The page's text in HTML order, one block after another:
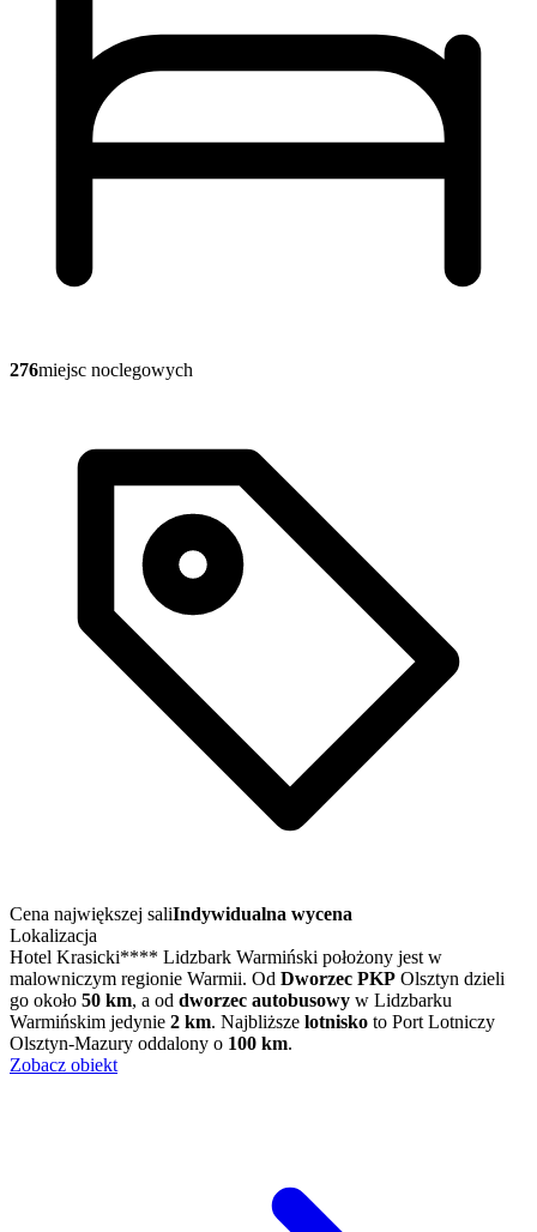
276miejsc noclegowych
Cena największej saliIndywidualna wycena
Lokalizacja
Hotel Krasicki**** Lidzbark Warmiński położony jest w
malowniczym regionie Warmii. Od Dworzec PKP Olsztyn dzieli
go około 50 km, a od dworzec autobusowy w Lidzbarku
Warmińskim jedynie 2 km. Najbliższe lotnisko to Port Lotniczy
Olsztyn-Mazury oddalony o 100 km.
Zobacz obiekt